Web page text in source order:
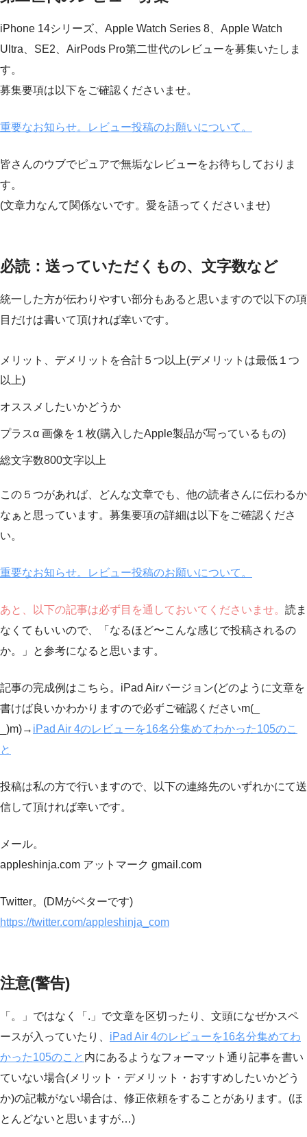
iPhone 14シリーズ、Apple Watch Series 8、Apple Watch
Ultra、SE2、AirPods Pro第二世代のレビューを募集いたしま
す。
募集要項は以下をご確認くださいませ。
重要なお知らせ。レビュー投稿のお願いについて。
皆さんのウブでピュアで無垢なレビューをお待ちしておりま
す。
(文章力なんて関係ないです。愛を語ってくださいませ)
必読：送っていただくもの、文字数など
統一した方が伝わりやすい部分もあると思いますので以下の項
目だけは書いて頂ければ幸いです。
メリット、デメリットを合計５つ以上(デメリットは最低１つ
以上)
オススメしたいかどうか
プラスα 画像を１枚(購入したApple製品が写っているもの)
総文字数800文字以上
この５つがあれば、どんな文章でも、他の読者さんに伝わるか
なぁと思っています。募集要項の詳細は以下をご確認くださ
い。
重要なお知らせ。レビュー投稿のお願いについて。
あと、以下の記事は必ず目を通しておいてくださいませ。 読ま
なくてもいいので、「なるほど〜こんな感じで投稿されるの
か。」と参考になると思います。
記事の完成例はこちら。iPad Airバージョン(どのように文章を
書けば良いかわかりますので必ずご確認くださいm(_
_)m)→ iPad Air 4のレビューを16名分集めてわかった105のこ
と
投稿は私の方で行いますので、以下の連絡先のいずれかにて送
信して頂ければ幸いです。
メール。
appleshinja.com アットマーク gmail.com
Twitter。(DMがベターです)
https://twitter.com/appleshinja_com
注意(警告)
「。」ではなく「.」で文章を区切ったり、文頭になぜかスペ
ースが入っていたり、 iPad Air 4のレビューを16名分集めてわ
かった105のこと 内にあるようなフォーマット通り記事を書い
ていない場合(メリット・デメリット・おすすめしたいかどう
か)の記載がない場合は、修正依頼をすることがあります。(ほ
とんどないと思いますが…)